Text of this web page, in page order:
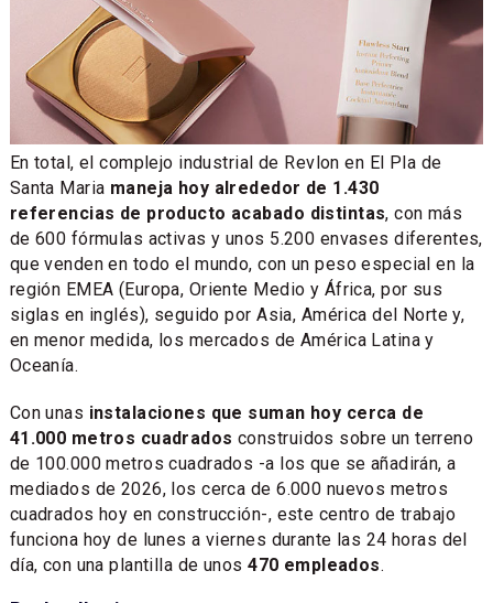
En total, el complejo industrial de Revlon en El Pla de
Santa Maria maneja hoy alrededor de 1.430
referencias de producto acabado distintas, con más
de 600 fórmulas activas y unos 5.200 envases diferentes,
que venden en todo el mundo, con un peso especial en la
región EMEA (Europa, Oriente Medio y África, por sus
siglas en inglés), seguido por Asia, América del Norte y,
en menor medida, los mercados de América Latina y
Oceanía.
Con unas instalaciones que suman hoy cerca de
41.000 metros cuadradosconstruidos sobre un terreno
de 100.000 metros cuadrados -a los que se añadirán, a
mediados de 2026, los cerca de 6.000 nuevos metros
cuadrados hoy en construcción-, este centro de trabajo
funciona hoy de lunes a viernes durante las 24 horas del
día, con una plantilla de unos470 empleados.